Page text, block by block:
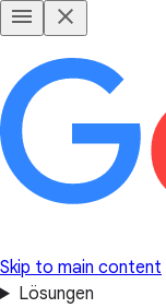
Skip to main content
Lösungen